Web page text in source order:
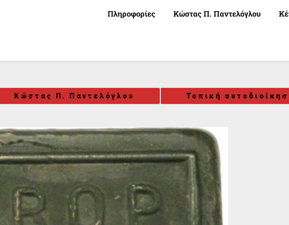
Πληροφορίες Κώστας Π. Παντελόγλου
Κώστας Π. Παντελόγλου Τοπική